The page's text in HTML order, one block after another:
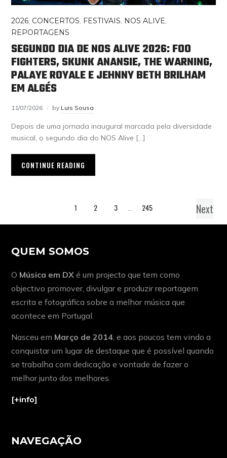
2026 CONCERTOS FESTIVAIS NOS ALIVE
REPORTAGENS
SEGUNDO DIA DE NOS ALIVE 2026: FOO
FIGHTERS, SKUNK ANANSIE, THE WARNING,
PALAYE ROYALE E JEHNNY BETH BRILHAM
EM ALGÉS
11/07/2026 by Luis Sousa
Depois de uma jornada inaugural marcada pela diversidade
musical, o segundo dia do NOS Alive […]
CONTINUE READING
1 2 3 245 Next
QUEM SOMOS
O Música em DX é um projecto que tem como
objectivo promover, divulgar e produzir reportagem
escrita e fotográfica sobre a melhor música que
acontece em Portugal.
Nasceu em Março de 2014 , e aos poucos tem vindo a
conquistar um lugar de destaque que é possível quando
se trabalha com dedicação e vontade de fazer o
melhor junto dos melhores.
[+info]
NAVEGAÇÃO